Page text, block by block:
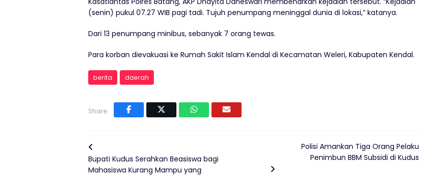
(senin) pukul 07.27 WIB pagi tadi. Tujuh penumpang meninggal dunia di lokasi,” katanya.
Dari 13 penumpang minibus, sebanyak 7 orang tewas.
Para korban dievakuasi ke Rumah Sakit Islam Kendal di Kecamatan Weleri, Kabupaten Kendal.
berita daerah
Share:
Bupati Kudus Serahkan Beasiswa bagi
Mahasiswa Kurang Mampu yang
Polisi Amankan Tiga Orang Pelaku
Penimbun BBM Subsidi di Kudus